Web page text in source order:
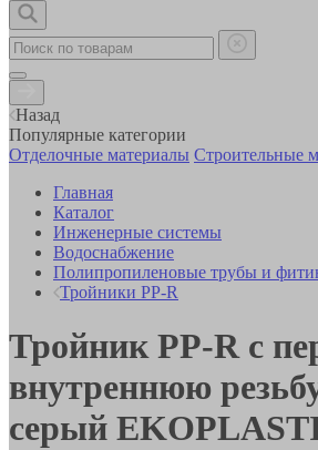
Назад
Популярные категории
Отделочные материалы Строительные
Главная
Каталог
Инженерные системы
Водоснабжение
Полипропиленовые трубы и
Тройники PP-R
Тройник РР-R с
внутреннюю
серый